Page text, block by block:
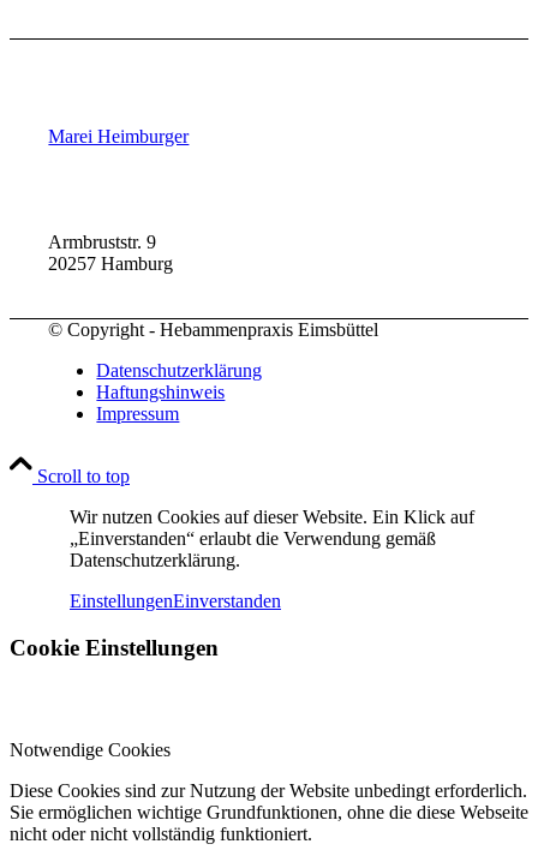
Marei Heimburger
Armbruststr. 9
20257 Hamburg
© Copyright - Hebammenpraxis Eimsbüttel
Datenschutzerklärung
Haftungshinweis
Impressum
Scroll to top
Wir nutzen Cookies auf dieser Website. Ein Klick auf
„Einverstanden“ erlaubt die Verwendung gemäß
Datenschutzerklärung.
EinstellungenEinverstanden
Cookie Einstellungen
Notwendige Cookies
Diese Cookies sind zur Nutzung der Website unbedingt erforderlich.
Sie ermöglichen wichtige Grundfunktionen, ohne die diese Webseite
nicht oder nicht vollständig funktioniert.